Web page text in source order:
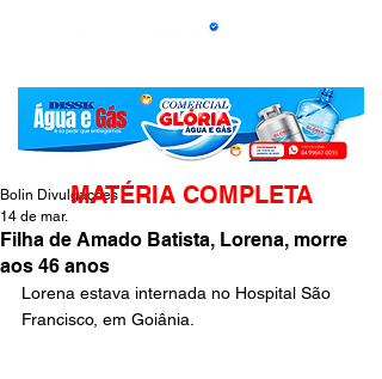
Filha de Amado Batista, Lorena, morre
aos 46 anos
Bolin Divulgações
14 de mar.
Lorena estava internada no Hospital São
Francisco, em Goiânia.
MATÉRIA COMPLETA